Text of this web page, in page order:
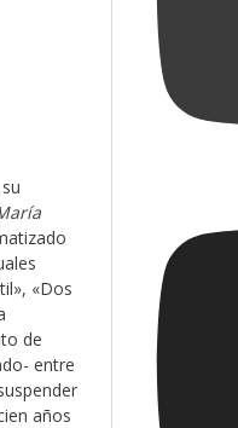
«Dos
de
entre
años